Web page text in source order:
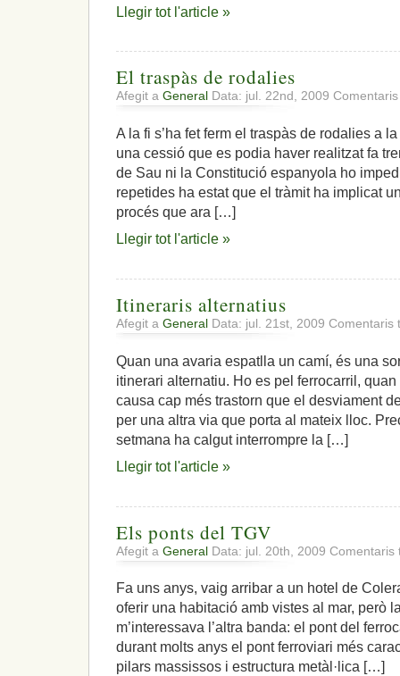
Llegir tot l'article »
El traspàs de rodalies
Afegit a General Data: jul. 22nd, 2009
A la fi s’ha fet ferm el traspàs de rodalies a
una cessió que es podia haver realitzat fa
de Sau ni la Constitució espanyola ho
repetides ha estat que el tràmit ha implicat
procés que ara […]
Llegir tot l'article »
Itineraris alternatius
Afegit a General Data: jul. 21st, 2009 Comentaris
Quan una avaria espatlla un camí, és una
itinerari alternatiu. Ho es pel ferrocarril,
causa cap més trastorn que el desviament
per una altra via que porta al mateix lloc.
setmana ha calgut interrompre la […]
Llegir tot l'article »
Els ponts del TGV
Afegit a General Data: jul. 20th, 2009 Comentaris
Fa uns anys, vaig arribar a un hotel de
oferir una habitació amb vistes al mar, però
m’interessava l’altra banda: el pont del
durant molts anys el pont ferroviari més
pilars massissos i estructura metàl·lica […]